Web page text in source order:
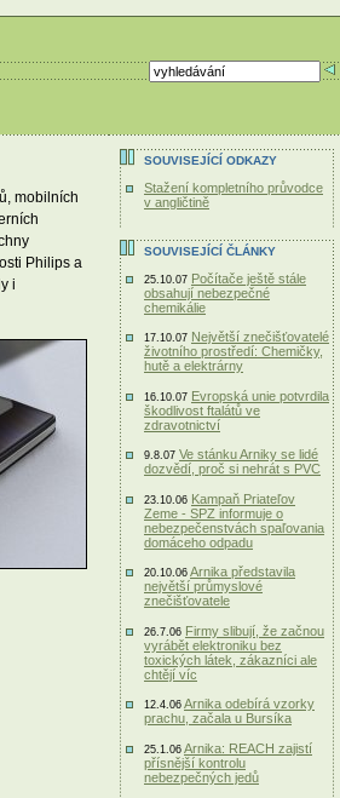
mobilních
Philips a
i
SOUVISEJÍCÍ ODKAZY
Stažení kompletního průvodce
v angličtině
SOUVISEJÍCÍ ČLÁNKY
25.10.07 Počítače ještě stále
obsahují nebezpečné
chemikálie
17.10.07 Největší znečišťovatelé
životního prostředí: Chemičky,
hutě a elektrárny
16.10.07 Evropská unie potvrdila
škodlivost ftalátů ve
zdravotnictví
9.8.07 Ve stánku Arniky se lidé
dozvědí, proč si nehrát s PVC
23.10.06 Kampaň Priateľov
Zeme - SPZ informuje o
nebezpečenstvách spaľovania
domáceho odpadu
20.10.06 Arnika představila
největší průmyslové
znečišťovatele
26.7.06 Firmy slibují, že začnou
vyrábět elektroniku bez
toxických látek, zákazníci ale
chtějí víc
12.4.06 Arnika odebírá vzorky
prachu, začala u Bursíka
25.1.06 Arnika: REACH zajistí
přísnější kontrolu
nebezpečných jedů